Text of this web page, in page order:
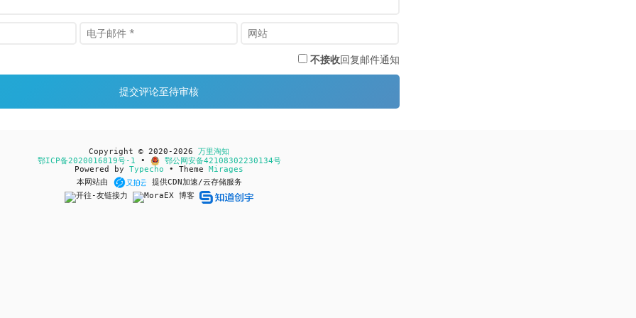
不接收回复邮件通知
Copyright © 2020-2026 万里淘知
鄂ICP备2020016819号-1 •
鄂公网安备42108302230134号
Powered by Typecho • Theme Mirages
本网站由
提供CDN加速/云存储服务